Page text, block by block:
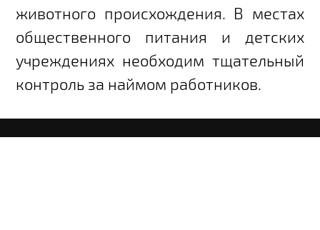
животного происхождения. В местах
общественного питания и детских
учреждениях необходим тщательный
контроль за наймом работников.